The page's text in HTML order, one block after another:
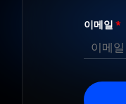
이메일 *